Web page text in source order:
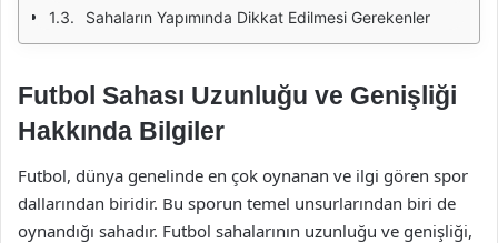
Sahaların Yapımında Dikkat Edilmesi Gerekenler
Futbol Sahası Uzunluğu ve Genişliği
Hakkında Bilgiler
Futbol, dünya genelinde en çok oynanan ve ilgi gören spor
dallarından biridir. Bu sporun temel unsurlarından biri de
oynandığı sahadır. Futbol sahalarının uzunluğu ve genişliği,